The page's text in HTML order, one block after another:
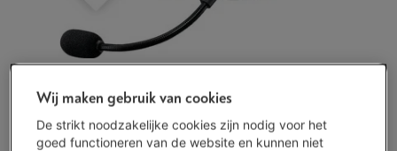
Wij maken gebruik van cookies
De strikt noodzakelijke cookies zijn nodig voor het
goed functioneren van de website en kunnen niet